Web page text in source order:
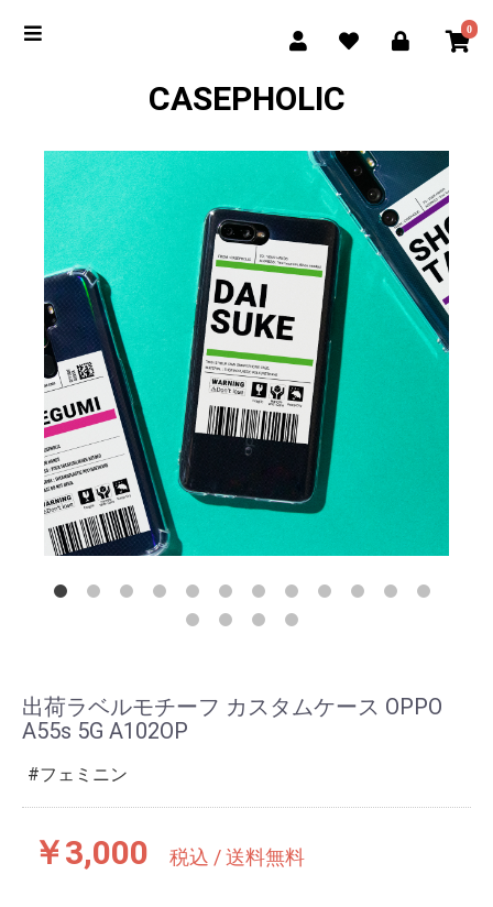
0
CASEPHOLIC
出荷ラベルモチーフ カスタムケース OPPO
A55s 5G A102OP
フェミニン
￥3,000 税込 / 送料無料